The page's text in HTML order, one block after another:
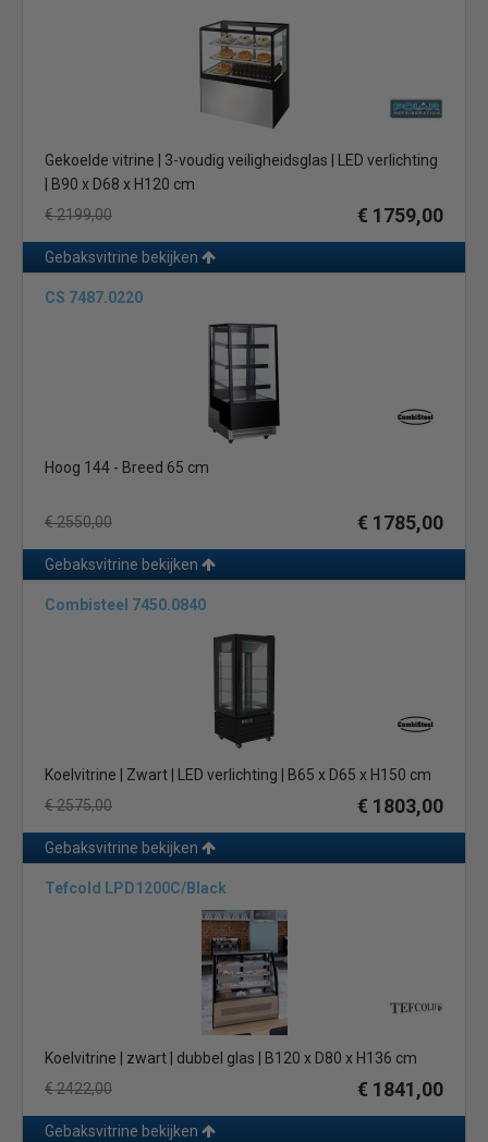
Gekoelde vitrine | 3-voudig veiligheidsglas | LED verlichting
| B90 x D68 x H120 cm
€ 2199,00
€ 1759,00
Gebaksvitrine bekijken
CS 7487.0220
Hoog 144 - Breed 65 cm
€ 2550,00 € 1785,00
Gebaksvitrine bekijken
Combisteel 7450.0840
Koelvitrine | Zwart | LED verlichting | B65 x D65 x H150 cm
€ 2575,00
€ 1803,00
Gebaksvitrine bekijken
Tefcold LPD1200C/Black
Koelvitrine | zwart | dubbel glas | B120 x D80 x H136 cm
€ 2422,00
€ 1841,00
Gebaksvitrine bekijken